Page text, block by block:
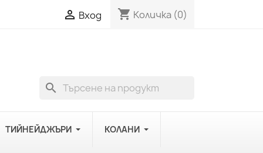
 Вход shopping_cart Количка (0)
search
ТИЙНЕЙДЖЪРИ КОЛАНИ